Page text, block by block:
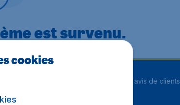
est survenu.
avis de clients
cookies